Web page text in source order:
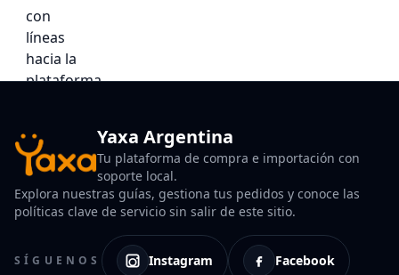
Yaxa Argentina
Tu plataforma de compra e importación con
soporte local.
Explora nuestras guías, gestiona tus pedidos y conoce las
políticas clave de servicio sin salir de este sitio.
SÍGUENOS Instagram Facebook